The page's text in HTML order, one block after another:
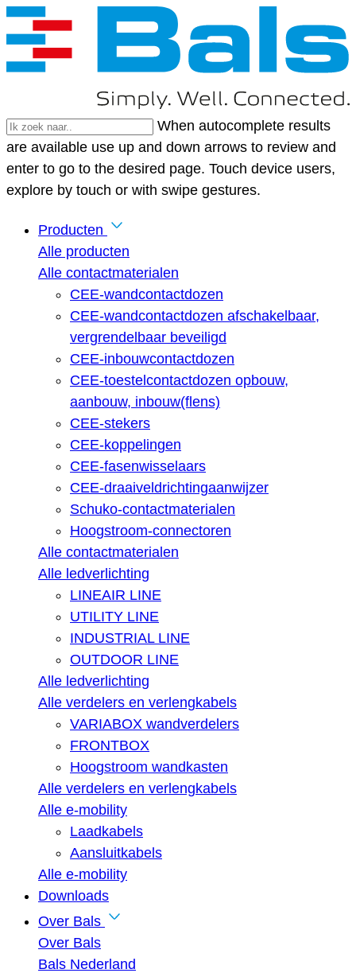
When autocomplete results
are available use up and down arrows to review and
enter to go to the desired page. Touch device users,
explore by touch or with swipe gestures.
Producten
Alle producten
Alle contactmaterialen
CEE-wandcontactdozen
CEE-wandcontactdozen afschakelbaar,
vergrendelbaar beveiligd
CEE-inbouwcontactdozen
CEE-toestelcontactdozen opbouw,
aanbouw, inbouw(flens)
CEE-stekers
CEE-koppelingen
CEE-fasenwisselaars
CEE-draaiveldrichtingaanwijzer
Schuko-contactmaterialen
Hoogstroom-connectoren
Alle contactmaterialen
Alle ledverlichting
LINEAIR LINE
UTILITY LINE
INDUSTRIAL LINE
OUTDOOR LINE
Alle ledverlichting
Alle verdelers en verlengkabels
VARIABOX wandverdelers
FRONTBOX
Hoogstroom wandkasten
Alle verdelers en verlengkabels
Alle e-mobility
Laadkabels
Aansluitkabels
Alle e-mobility
Downloads
Over Bals
Over Bals
Bals Nederland